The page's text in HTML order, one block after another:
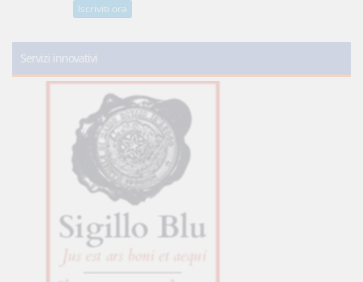
Iscriviti ora
Servizi innovativi